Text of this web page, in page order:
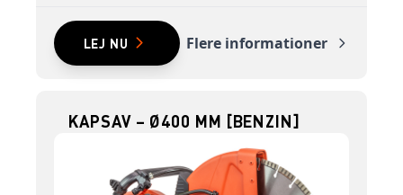
LEJ NU Flere informationer
KAPSAV – Ø400 MM [BENZIN]